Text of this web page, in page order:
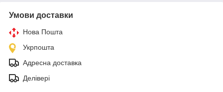
Умови доставки
Нова Пошта
Укрпошта
Адресна доставка
Делівері